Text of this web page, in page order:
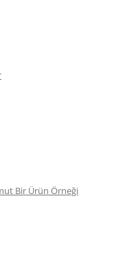
Bir Ürün Örneği